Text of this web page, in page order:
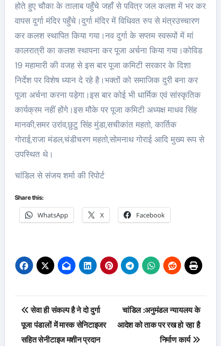
होते हुए चौका के तालाब पहुँचे जहाँ से पवित्र जल कलश में भर कर
वापस दुर्गा मंदिर पहुँचे।दुर्गा मंदिर में विधिवत रुप से मंत्रउच्चारण
कर कलश स्थापित किया गया।नव दुर्गा के सप्तम स्वरूपों में मां
कालरात्री का कलश स्थापना कर पूजा अर्चना किया गया।कोविड
19 महामारी की वजह से इस बार पूजा कमिटी सरकार के दिशा
निर्देश पर विशेष ध्यान दे रहे है।भक्तों को समाजिक दुरी बना कर
पूजा अर्चना करना पड़ेगा।इस बार कोई भी धार्मिक एवं सांस्कृतिक
कार्यक्रम नहीं होंगे।इस मौके पर पूजा कमिटी अध्यक्ष माधव सिंह
मानकी,समर उरांव,छुटु सिंह मुंडा,सचीकांत महतो, कार्तिक
गोराई,राजा मंडल,चंडीचरण महतो,सोमनाथ गोराई आदि मुख्य रूप से
उपस्थित थे।
चांडिल से संजय शर्मा की रिपोर्ट
Share this:
WhatsApp X Facebook
Post
navigation
सेवा ही संकल्प है ने दो दुर्गा
पूजा पंडालों में मास्क सेनिटाइजर
सहित सेनीटाइज मशीन प्रदान
चांडिल :अनुमंडल न्यायलय के
आदेश को ताक पर रख हो रहा है
निर्माण कार्य